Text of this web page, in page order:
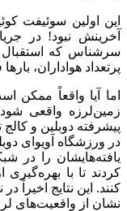
این اولین سوئیفت
سرشناس که
پرتعداد هواداران،
اما آیا واقعاً ممکن
زمین‌لرزه واقعی
پیشرفته دوبلین و
در ورزشگاه آویوای
یافته‌هایشان را در
کردند تا با
کنند. این نتایج
نشان از واقعیت‌های